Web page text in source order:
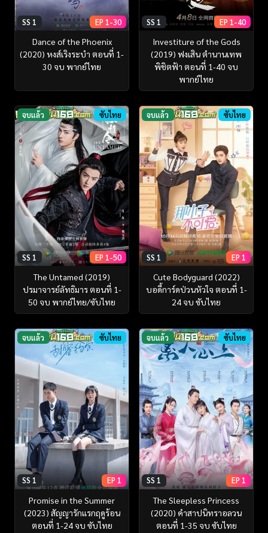
SS 1 EP 1-30
Dance of the Phoenix
(2020) หงส์เริงระบำ ตอนที่ 1-
30 จบ พากย์ไทย
SS 1 EP 1-40
Investiture of the Gods
(2019) ฟงเสิน ตำนานเทพ
พิชิตฟ้า ตอนที่ 1-40 จบ
พากย์ไทย
จบแล้ว ซับไทย
SS 1 EP 1-50
The Untamed (2019)
ปรมาจารย์ลัทธิมาร ตอนที่ 1-
50 จบ พากย์ไทย/ซับไทย
จบแล้ว ซับไทย
SS 1 EP 1
Cute Bodyguard (2022)
บอดี้การ์ดป่วนหัวใจ ตอนที่ 1-
24 จบ ซับไทย
จบแล้ว ซับไทย
SS 1 EP 1
Promise in the Summer
(2023) สัญญารักแรกฤดูร้อน
ตอนที่ 1-24 จบ ซับไทย
จบแล้ว ซับไทย
SS 1 EP 1
The Sleepless Princess
(2020) คำสาปนิทราอลวน
ตอนที่ 1-35 จบ ซับไทย